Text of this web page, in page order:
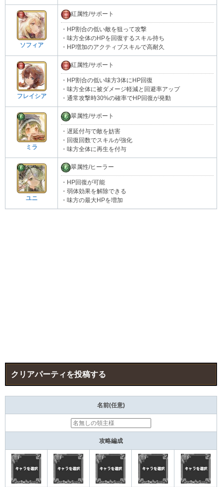
ソフィア
紅属性/サポート
・HP割合の低い敵を狙って攻撃
・味方全体のHPを回復するスキル持ち
・HP増加のアクティブスキルで高耐久
フレイシア
紅属性/サポート
・HP割合の低い味方3体にHP回復
・味方全体に被ダメージ軽減と回避率アップ
・通常攻撃時30%の確率でHP回復が発動
ミラ
翠属性/サポート
・遅延付与で敵を妨害
・回復回数でスキルが強化
・味方全体に再生を付与
ユニ
翠属性/ヒーラー
・HP回復が可能
・弱体効果を解除できる
・味方の最大HPを増加
クリアパーティを投稿する
名前(任意)
攻略編成